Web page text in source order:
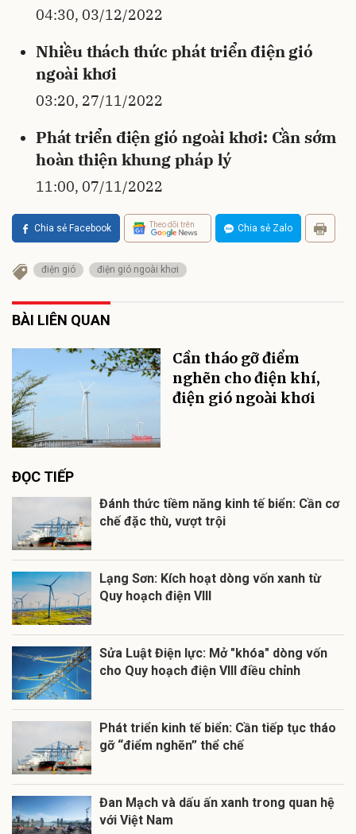
04:30, 03/12/2022
Nhiều thách thức phát triển điện gió
ngoài khơi
03:20, 27/11/2022
Phát triển điện gió ngoài khơi: Cần sớm
hoàn thiện khung pháp lý
11:00, 07/11/2022
Chia sẻ Facebook Theo dõi trên Chia sẻ Zalo
điện gió điện gió ngoài khơi
BÀI LIÊN QUAN
Cần tháo gỡ điểm
nghẽn cho điện khí,
điện gió ngoài khơi
ĐỌC TIẾP
Đánh thức tiềm năng kinh tế biển: Cần cơ
chế đặc thù, vượt trội
Lạng Sơn: Kích hoạt dòng vốn xanh từ
Quy hoạch điện VIII
Sửa Luật Điện lực: Mở "khóa" dòng vốn
cho Quy hoạch điện VIII điều chỉnh
Phát triển kinh tế biển: Cần tiếp tục tháo
gỡ “điểm nghẽn” thể chế
Đan Mạch và dấu ấn xanh trong quan hệ
với Việt Nam